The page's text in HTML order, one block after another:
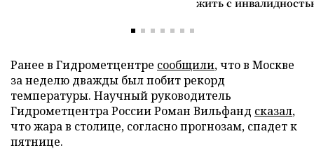
Ранее в Гидрометцентре сообщили, что в Москве
за неделю дважды был побит рекорд
температуры. Научный руководитель
Гидрометцентра России Роман Вильфанд сказал,
что жара в столице, согласно прогнозам, спадет к
пятнице.